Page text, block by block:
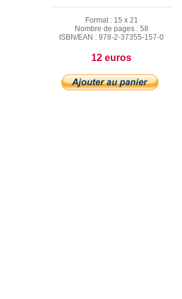
Format : 15 x 21
Nombre de pages : 58
ISBN/EAN : 978-2-37355-157-0
12 euros